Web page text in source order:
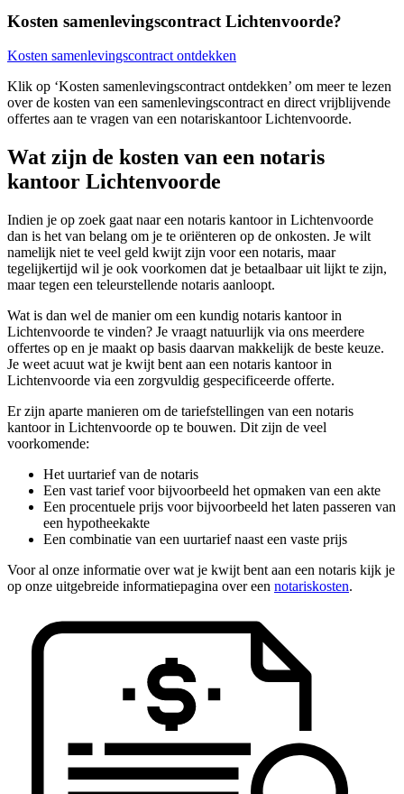
Kosten samenlevingscontract Lichtenvoorde?
Kosten samenlevingscontract ontdekken
Klik op ‘Kosten samenlevingscontract ontdekken’ om meer te lezen
over de kosten van een samenlevingscontract en direct vrijblijvende
offertes aan te vragen van een notariskantoor Lichtenvoorde.
Wat zijn de kosten van een notaris
kantoor Lichtenvoorde
Indien je op zoek gaat naar een notaris kantoor in Lichtenvoorde
dan is het van belang om je te oriënteren op de onkosten. Je wilt
namelijk niet te veel geld kwijt zijn voor een notaris, maar
tegelijkertijd wil je ook voorkomen dat je betaalbaar uit lijkt te zijn,
maar tegen een teleurstellende notaris aanloopt.
Wat is dan wel de manier om een kundig notaris kantoor in
Lichtenvoorde te vinden? Je vraagt natuurlijk via ons meerdere
offertes op en je maakt op basis daarvan makkelijk de beste keuze.
Je weet acuut wat je kwijt bent aan een notaris kantoor in
Lichtenvoorde via een zorgvuldig gespecificeerde offerte.
Er zijn aparte manieren om de tariefstellingen van een notaris
kantoor in Lichtenvoorde op te bouwen. Dit zijn de veel
voorkomende:
Het uurtarief van de notaris
Een vast tarief voor bijvoorbeeld het opmaken van een akte
Een procentuele prijs voor bijvoorbeeld het laten passeren van
een hypotheekakte
Een combinatie van een uurtarief naast een vaste prijs
Voor al onze informatie over wat je kwijt bent aan een notaris kijk je
op onze uitgebreide informatiepagina over een notariskosten.